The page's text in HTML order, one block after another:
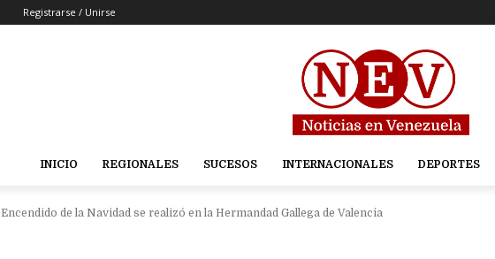
Registrarse / Unirse
INICIO REGIONALES SUCESOS INTERNACIONALES DEPORTES
Encendido de la Navidad se realizó en la Hermandad Gallega de Valencia